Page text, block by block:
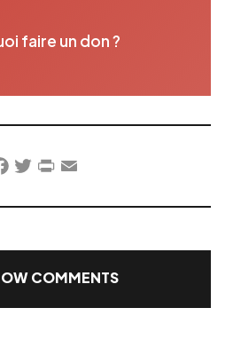
faire un don ?
TwitterPrintFriendly
Email
COMMENTS